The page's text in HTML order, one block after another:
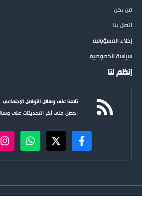
من نحن
اتصل بنا
إخلاء المسؤولية
سياسة الخصوصية
إنظم لنا
تابعنا على وسائل التواصل الاجتماعي
احصل على آخر التحديثات على